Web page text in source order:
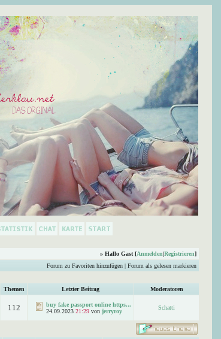
» Hallo Gast [Anmelden|Registrieren]
Forum zu Favoriten hinzufügen | Forum als gelesen markieren
Themen Letzter Beitrag Moderatoren
112
buy fake passport online https...
24.09.2023 21:29 von jerryroy
Schatti